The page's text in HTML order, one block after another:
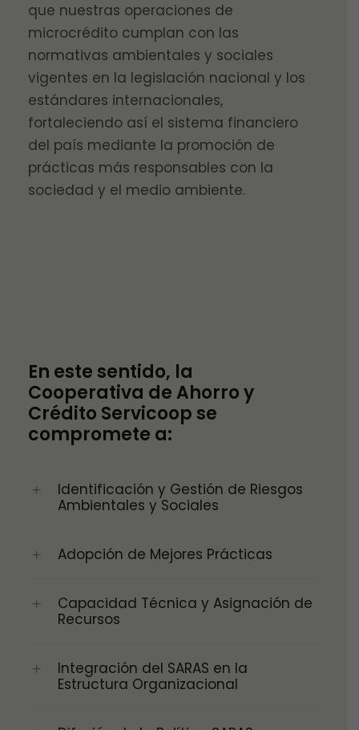
que nuestras operaciones de
microcrédito cumplan con las
normativas ambientales y sociales
vigentes en la legislación nacional y los
estándares internacionales,
fortaleciendo así el sistema financiero
del país mediante la promoción de
prácticas más responsables con la
sociedad y el medio ambiente.
En este sentido, la
Cooperativa de Ahorro y
Crédito Servicoop se
compromete a:
Identificación y Gestión de Riesgos
Ambientales y Sociales
Adopción de Mejores Prácticas
Capacidad Técnica y Asignación de
Recursos
Integración del SARAS en la
Estructura Organizacional